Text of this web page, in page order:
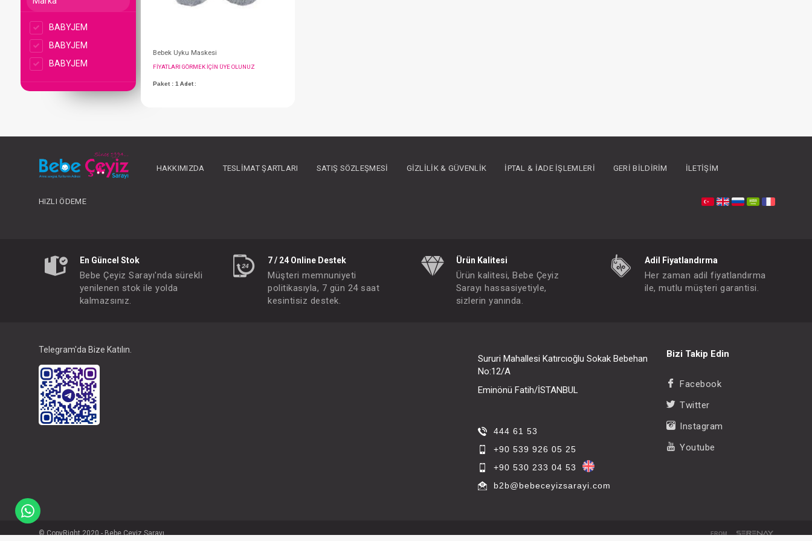
BABYJEM
BABYJEM
BABYJEM
Paket : 1 Adet :
HAKKIMIZDA TESLIMAT ŞARTLARI SATIŞ SÖZLEŞMESI GIZLILIK & GÜVENLIK İPTAL & İADE İŞLEMLERI GERI BILDIRIM İLETIŞIM
HIZLI ÖDEME
En Güncel Stok
Bebe Çeyiz Sarayı'nda sürekli
yenilenen stok ile yolda
kalmazsınız.
7 / 24 Online Destek
Müşteri memnuniyeti
politikasıyla, 7 gün 24 saat
kesintisiz destek.
Ürün Kalitesi
Ürün kalitesi, Bebe Çeyiz
Sarayı hassasiyetiyle,
sizlerin yanında.
Adil Fiyatlandırma
Her zaman adil fiyatlandırma
ile, mutlu müşteri garantisi.
Telegram'da Bize Katılın.
Sururi Mahallesi Katırcıoğlu Sokak Bebehan
No:12/A
Eminönü Fatih/İSTANBUL
444 61 53
+90 539 926 05 25
+90 530 233 04 53
b2b@bebeceyizsarayi.com
Bizi Takip Edin
Facebook
Twitter
Instagram
Youtube
© CopyRight 2020 - Bebe Çeyiz Sarayı FROM